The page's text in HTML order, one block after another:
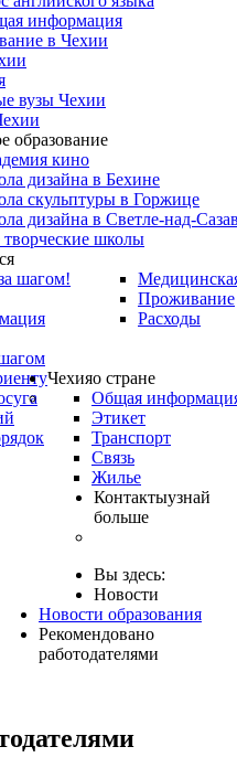
информация
в Чехии
вузы Чехии
образование
кино
дизайна в Бехине
скульптуры в Горжице
дизайна в Светле-над-
творческие школы
шагом!
Проживание
Расходы
Чехияо стране
Общая
Этикет
Транспорт
Связь
Жилье
Контактыузнай
больше
Вы здесь:
Новости
Новости образования
Рекомендовано
работодателями